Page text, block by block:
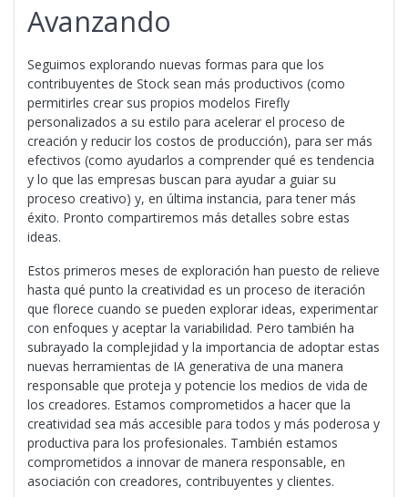
Avanzando
Seguimos explorando nuevas formas para que los
contribuyentes de Stock sean más productivos (como
permitirles crear sus propios modelos Firefly
personalizados a su estilo para acelerar el proceso de
creación y reducir los costos de producción), para ser más
efectivos (como ayudarlos a comprender qué es tendencia
y lo que las empresas buscan para ayudar a guiar su
proceso creativo) y, en última instancia, para tener más
éxito. Pronto compartiremos más detalles sobre estas
ideas.
Estos primeros meses de exploración han puesto de relieve
hasta qué punto la creatividad es un proceso de iteración
que florece cuando se pueden explorar ideas, experimentar
con enfoques y aceptar la variabilidad. Pero también ha
subrayado la complejidad y la importancia de adoptar estas
nuevas herramientas de IA generativa de una manera
responsable que proteja y potencie los medios de vida de
los creadores. Estamos comprometidos a hacer que la
creatividad sea más accesible para todos y más poderosa y
productiva para los profesionales. También estamos
comprometidos a innovar de manera responsable, en
asociación con creadores, contribuyentes y clientes.